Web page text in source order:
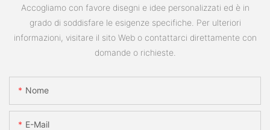
Accogliamo con favore disegni e idee personalizzati ed è in
grado di soddisfare le esigenze specifiche. Per ulteriori
informazioni, visitare il sito Web o contattarci direttamente con
domande o richieste.
Nome
E-Mail